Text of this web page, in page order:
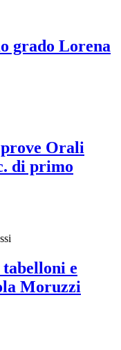
grado Lorena
Orali
di primo
e
Moruzzi